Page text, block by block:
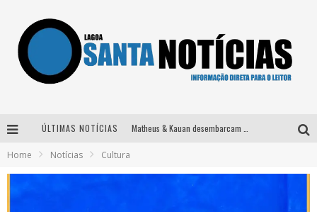
ÚLTIMAS NOTÍCIAS
Home Notícias Cultura